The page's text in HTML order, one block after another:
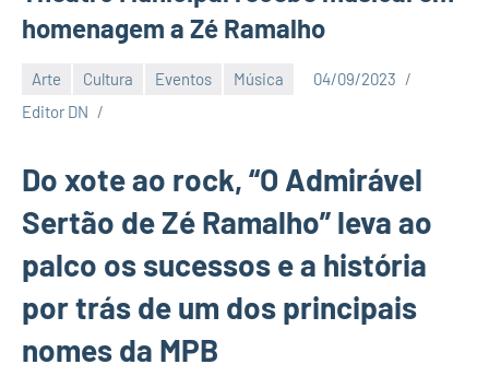
homenagem a Zé Ramalho
Arte Cultura Eventos Música
04/09/2023
Editor DN
Do xote ao rock, “O Admirável
Sertão de Zé Ramalho” leva ao
palco os sucessos e a história
por trás de um dos principais
nomes da MPB